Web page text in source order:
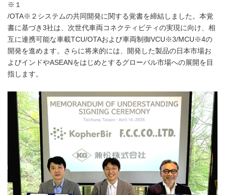
※１
/OTA※２システムの共同開発に関する覚書を締結しました。本覚
書に基づき3社は、次世代車両コネクティビティの実現に向け、相
互に連携可能な車載TCU/OTAおよび車両制御VCU※3/MCU※4の
開発を進めます。さらに将来的には、開発した製品の日本市場お
よびインドやASEANをはじめとするグローバル市場への展開を目
指します。